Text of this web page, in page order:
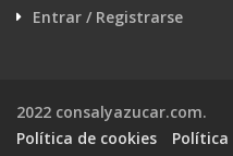
Entrar / Registrarse
2022 consalyazucar.com.
Política de cookies
Política